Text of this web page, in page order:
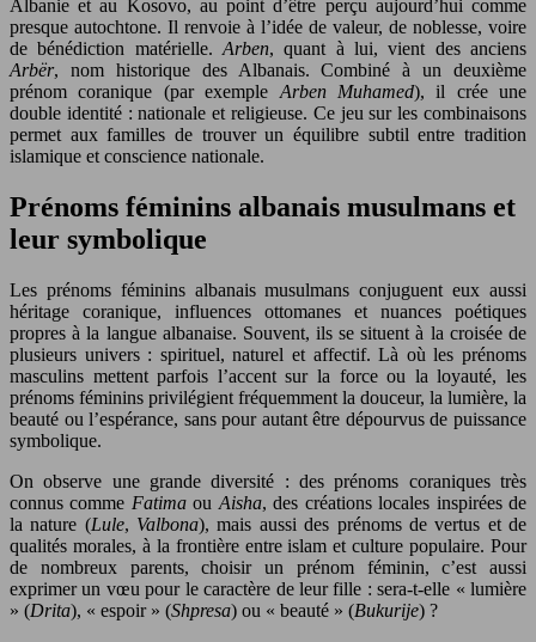
Albanie et au Kosovo, au point d’être perçu aujourd’hui comme
presque autochtone. Il renvoie à l’idée de valeur, de noblesse, voire
de bénédiction matérielle. Arben, quant à lui, vient des anciens
Arbër, nom historique des Albanais. Combiné à un deuxième
prénom coranique (par exemple Arben Muhamed), il crée une
double identité : nationale et religieuse. Ce jeu sur les combinaisons
permet aux familles de trouver un équilibre subtil entre tradition
islamique et conscience nationale.
Prénoms féminins albanais musulmans et
leur symbolique
Les prénoms féminins albanais musulmans conjuguent eux aussi
héritage coranique, influences ottomanes et nuances poétiques
propres à la langue albanaise. Souvent, ils se situent à la croisée de
plusieurs univers : spirituel, naturel et affectif. Là où les prénoms
masculins mettent parfois l’accent sur la force ou la loyauté, les
prénoms féminins privilégient fréquemment la douceur, la lumière, la
beauté ou l’espérance, sans pour autant être dépourvus de puissance
symbolique.
On observe une grande diversité : des prénoms coraniques très
connus comme Fatimaou Aisha, des créations locales inspirées de
la nature (Lule, Valbona), mais aussi des prénoms de vertus et de
qualités morales, à la frontière entre islam et culture populaire. Pour
de nombreux parents, choisir un prénom féminin, c’est aussi
exprimer un vœu pour le caractère de leur fille : sera-t-elle « lumière
» (Drita), « espoir » (Shpresa) ou « beauté » (Bukurije) ?